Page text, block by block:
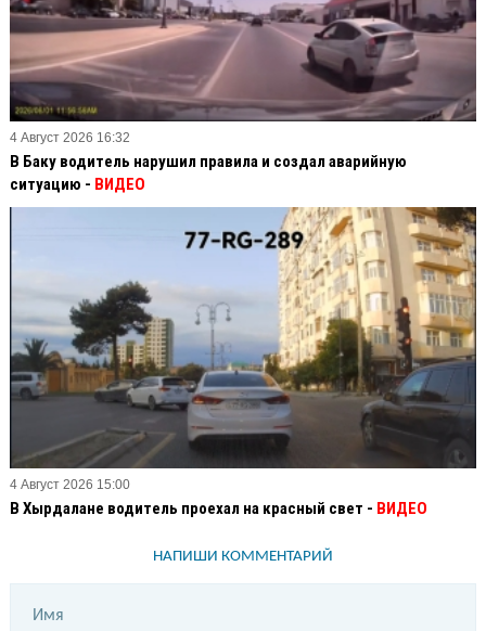
4 Август 2026 16:32
В Баку водитель нарушил правила и создал аварийную
ситуацию - ВИДЕО
4 Август 2026 15:00
В Хырдалане водитель проехал на красный свет - ВИДЕО
НАПИШИ КОММЕНТАРИЙ
Имя